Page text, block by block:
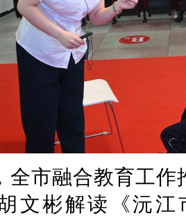
全市融合教育工
文彬解读《沅